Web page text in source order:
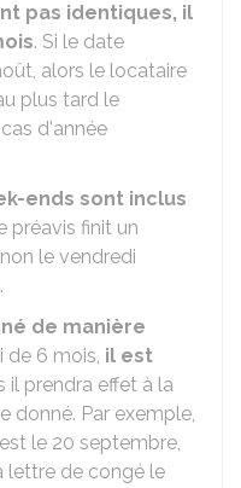
pas identiques, il
. Si le date
alors le locataire
plus tard le
d'année
ends sont inclus
préavis finit un
le vendredi
de manière
de 6 mois, il est
il prendra effet à la
donné. Par exemple,
le 20 septembre,
lettre de congé le